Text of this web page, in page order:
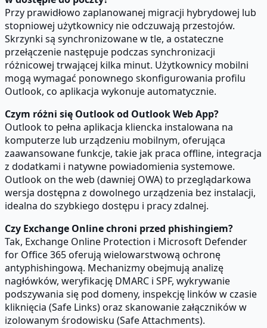
Przy prawidłowo zaplanowanej migracji hybrydowej lub
stopniowej użytkownicy nie odczuwają przestojów.
Skrzynki są synchronizowane w tle, a ostateczne
przełączenie następuje podczas synchronizacji
różnicowej trwającej kilka minut. Użytkownicy mobilni
mogą wymagać ponownego skonfigurowania profilu
Outlook, co aplikacja wykonuje automatycznie.
Czym różni się Outlook od Outlook Web App?
Outlook to pełna aplikacja kliencka instalowana na
komputerze lub urządzeniu mobilnym, oferująca
zaawansowane funkcje, takie jak praca offline, integracja
z dodatkami i natywne powiadomienia systemowe.
Outlook on the web (dawniej OWA) to przeglądarkowa
wersja dostępna z dowolnego urządzenia bez instalacji,
idealna do szybkiego dostępu i pracy zdalnej.
Czy Exchange Online chroni przed phishingiem?
Tak, Exchange Online Protection i Microsoft Defender
for Office 365 oferują wielowarstwową ochronę
antyphishingową. Mechanizmy obejmują analizę
nagłówków, weryfikację DMARC i SPF, wykrywanie
podszywania się pod domeny, inspekcję linków w czasie
kliknięcia (Safe Links) oraz skanowanie załączników w
izolowanym środowisku (Safe Attachments).